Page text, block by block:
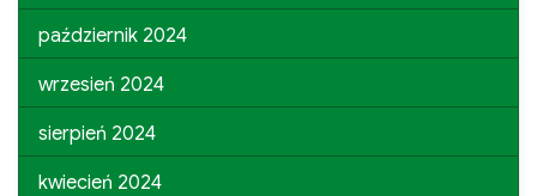
październik 2024
wrzesień 2024
sierpień 2024
kwiecień 2024